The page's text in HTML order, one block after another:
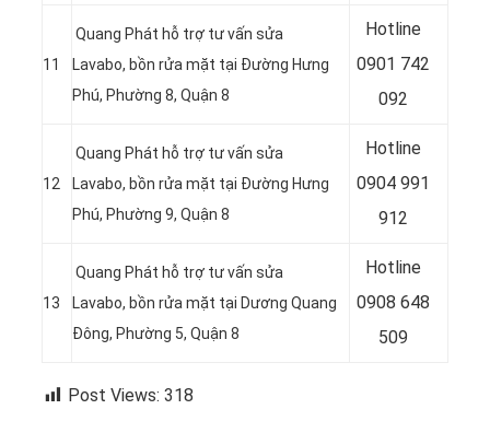
11
Quang Phát hỗ trợ tư vấn sửa
Lavabo, bồn rửa mặt tại Đường Hưng
Phú, Phường 8, Quận 8
Hotline
0901 742
092
12
Quang Phát hỗ trợ tư vấn sửa
Lavabo, bồn rửa mặt tại Đường Hưng
Phú, Phường 9, Quận 8
Hotline
0904 991
912
13
Quang Phát hỗ trợ tư vấn sửa
Lavabo, bồn rửa mặt tại Dương Quang
Đông, Phường 5, Quận 8
Hotline
0908 648
509
Post Views: 318